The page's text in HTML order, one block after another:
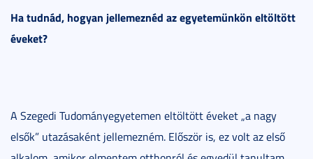
Ha tudnád, hogyan jellemeznéd az egyetemünkön eltöltött
éveket?
A Szegedi Tudományegyetemen eltöltött éveket „a nagy
elsők” utazásaként jellemezném. Először is, ez volt az első